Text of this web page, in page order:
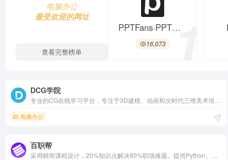
电脑办公
最受欢迎的网址
查看完整榜单
PPTFans·PPT课程
16,073 1
DCG学院
电脑办公
百职帮